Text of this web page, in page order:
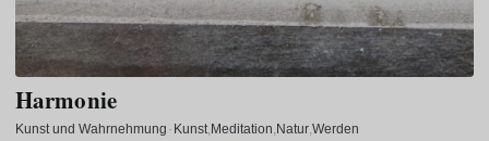
Harmonie
Kunst und Wahrnehmung · Kunst Meditation Natur Werden